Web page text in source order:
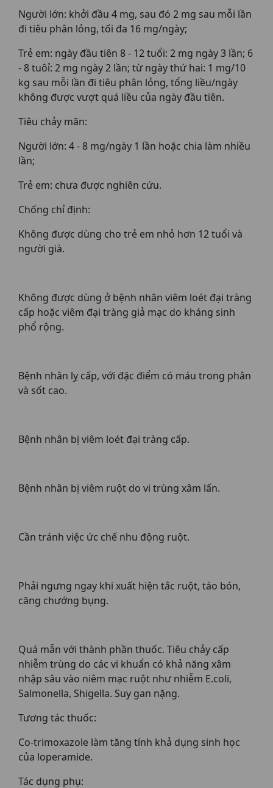
Người lớn: khởi đầu 4 mg, sau đó 2 mg sau mỗi lần
đi tiêu phân lỏng, tối đa 16 mg/ngày;
Trẻ em: ngày đầu tiên 8 - 12 tuổi: 2 mg ngày 3 lần; 6
- 8 tuôỉ: 2 mg ngày 2 lần; từ ngày thứ hai: 1 mg/10
kg sau mỗi lần đi tiêu phân lỏng, tổng liều/ngày
không được vượt quá liều của ngày đầu tiên.
Tiêu chảy mãn:
Người lớn: 4 - 8 mg/ngày 1 lần hoặc chia làm nhiều
lần;
Trẻ em: chưa được nghiên cứu.
Chống chỉ định:
Không được dùng cho trẻ em nhỏ hơn 12 tuổi và
người già.
Không được dùng ở bệnh nhân viêm loét đại tràng
cấp hoặc viêm đại tràng giả mạc do kháng sinh
phổ rộng.
Bệnh nhân lỵ cấp, với đặc điểm có máu trong phân
và sốt cao.
Bệnh nhân bị viêm loét đại tràng cấp.
Bệnh nhân bị viêm ruột do vi trùng xâm lấn.
Cần tránh việc ức chế nhu động ruột.
Phải ngưng ngay khi xuất hiện tắc ruột, táo bón,
căng chướng bụng.
Quá mẫn với thành phần thuốc. Tiêu chảy cấp
nhiễm trùng do các vi khuẩn có khả năng xâm
nhập sâu vào niêm mạc ruột như nhiễm E.coli,
Salmonella, Shigella. Suy gan nặng.
Tương tác thuốc:
Co-trimoxazole làm tăng tính khả dụng sinh học
của loperamide.
Tác dụng phụ: